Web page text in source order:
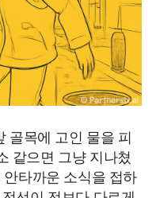
골목에 고인 물을 피
같으면 그냥 지나쳤
안타까운 소식을 접하